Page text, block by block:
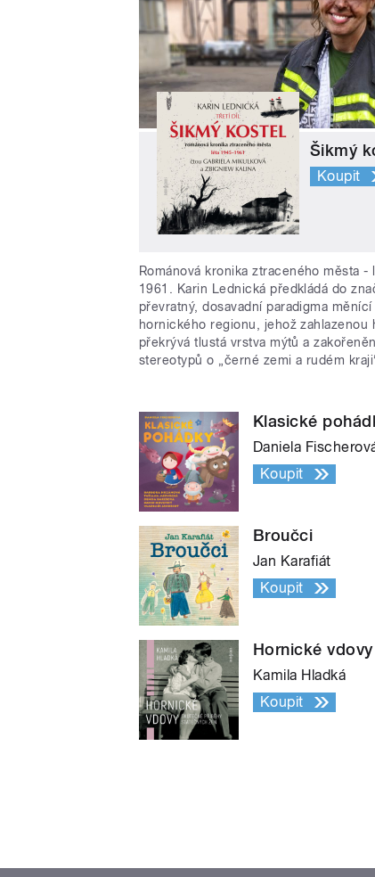
Šikmý
Koupit
Románová kronika ztraceného města -
1961. Karin Lednická předkládá do
převratný, dosavadní paradigma měnící
hornického regionu, jehož zahlazenou
překrývá tlustá vrstva mýtů a
stereotypů o „černé zemi a rudém
Klasické
Daniela
Koupit
Broučci
Jan Karafiát
Koupit
Hornické vdovy
Kamila Hladká
Koupit